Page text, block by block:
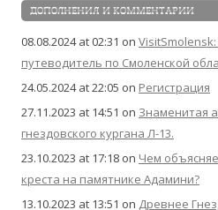
ДОПОЛНЕНИЯ И КОММЕНТАРИИ
08.08.2024 at 02:31 on
путеводитель по Смоленской
24.05.2024 at 22:05 on Регистрация
27.11.2023 at 14:51 on Знаменитая
гнездовского кургана Л-13.
23.10.2023 at 17:18 on Чем
креста на памятнике Адамини?
13.10.2023 at 13:51 on Древнее